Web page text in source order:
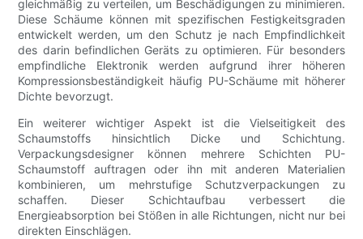
gleichmäßig zu verteilen, um Beschädigungen zu minimieren.
Diese Schäume können mit spezifischen Festigkeitsgraden
entwickelt werden, um den Schutz je nach Empfindlichkeit
des darin befindlichen Geräts zu optimieren. Für besonders
empfindliche Elektronik werden aufgrund ihrer höheren
Kompressionsbeständigkeit häufig PU-Schäume mit höherer
Dichte bevorzugt.
Ein weiterer wichtiger Aspekt ist die Vielseitigkeit des
Schaumstoffs hinsichtlich Dicke und Schichtung.
Verpackungsdesigner können mehrere Schichten PU-
Schaumstoff auftragen oder ihn mit anderen Materialien
kombinieren, um mehrstufige Schutzverpackungen zu
schaffen. Dieser Schichtaufbau verbessert die
Energieabsorption bei Stößen in alle Richtungen, nicht nur bei
direkten Einschlägen.